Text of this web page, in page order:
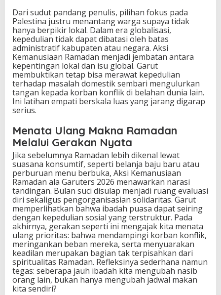
Dari sudut pandang penulis, pilihan fokus pada
Palestina justru menantang warga supaya tidak
hanya berpikir lokal. Dalam era globalisasi,
kepedulian tidak dapat dibatasi oleh batas
administratif kabupaten atau negara. Aksi
Kemanusiaan Ramadan menjadi jembatan antara
kepentingan lokal dan isu global. Garut
membuktikan tetap bisa merawat kepedulian
terhadap masalah domestik sembari mengulurkan
tangan kepada korban konflik di belahan dunia lain.
Ini latihan empati berskala luas yang jarang digarap
serius.
Menata Ulang Makna Ramadan
Melalui Gerakan Nyata
Jika sebelumnya Ramadan lebih dikenal lewat
suasana konsumtif, seperti belanja baju baru atau
perburuan menu berbuka, Aksi Kemanusiaan
Ramadan ala Garuters 2026 menawarkan narasi
tandingan. Bulan suci disulap menjadi ruang evaluasi
diri sekaligus pengorganisasian solidaritas. Garut
memperlihatkan bahwa ibadah puasa dapat seiring
dengan kepedulian sosial yang terstruktur. Pada
akhirnya, gerakan seperti ini mengajak kita menata
ulang prioritas: bahwa mendampingi korban konflik,
meringankan beban mereka, serta menyuarakan
keadilan merupakan bagian tak terpisahkan dari
spiritualitas Ramadan. Refleksinya sederhana namun
tegas: seberapa jauh ibadah kita mengubah nasib
orang lain, bukan hanya mengubah jadwal makan
kita sendiri?